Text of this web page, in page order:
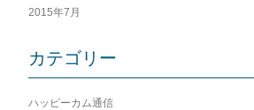
2015年7月
カテゴリー
ハッピーカム通信